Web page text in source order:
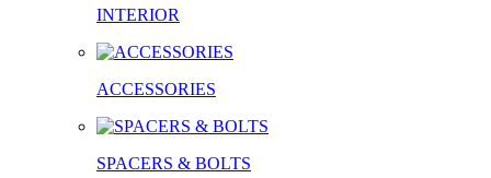
INTERIOR
ACCESSORIES
SPACERS & BOLTS